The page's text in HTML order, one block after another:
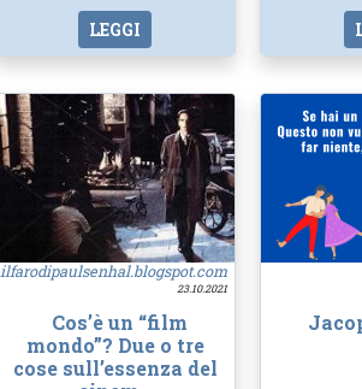
LEGGI
ilfarodipaulsenhal.blogspot.com
23.10.2021
Cos’è un “film
mondo”? Due o tre
cose sull’essenza del